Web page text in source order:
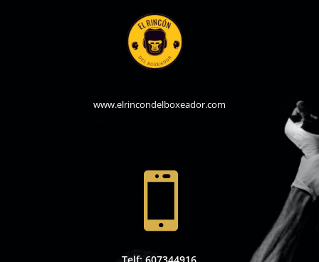
www.elrincondelboxeador.com
